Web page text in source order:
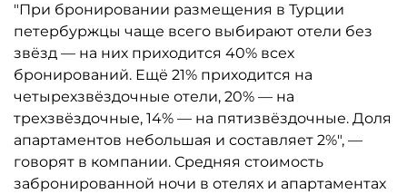
"При бронировании размещения в Турции
петербуржцы чаще всего выбирают отели без
звёзд — на них приходится 40% всех
бронирований. Ещё 21% приходится на
четырехзвёздочные отели, 20% — на
трехзвёздочные, 14% — на пятизвёздочные. Доля
апартаментов небольшая и составляет 2%", —
говорят в компании. Средняя стоимость
забронированной ночи в отелях и апартаментах